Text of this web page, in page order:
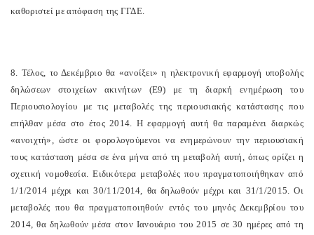
καθοριστεί με απόφαση της ΓΓΔΕ.
8. Τέλος, το Δεκέμβριο θα «ανοίξει» η ηλεκτρονική εφαρμογή υποβολής
δηλώσεων στοιχείων ακινήτων (Ε9) με τη διαρκή ενημέρωση του
Περιουσιολογίου με τις μεταβολές της περιουσιακής κατάστασης που
επήλθαν μέσα στο έτος 2014. Η εφαρμογή αυτή θα παραμένει διαρκώς
«ανοιχτή», ώστε οι φορολογούμενοι να ενημερώνουν την περιουσιακή
τους κατάσταση μέσα σε ένα μήνα από τη μεταβολή αυτή, όπως ορίζει η
σχετική νομοθεσία. Ειδικότερα μεταβολές που πραγματοποιήθηκαν από
1/1/2014 μέχρι και 30/11/2014, θα δηλωθούν μέχρι και 31/1/2015. Οι
μεταβολές που θα πραγματοποιηθούν εντός του μηνός Δεκεμβρίου του
2014, θα δηλωθούν μέσα στον Ιανουάριο του 2015 σε 30 ημέρες από τη